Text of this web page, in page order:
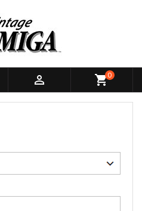
 shopping_cart0